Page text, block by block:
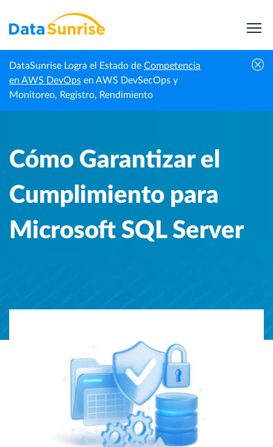
DataSunrise Logra el Estado de Competencia
en AWS DevOps en AWS DevSecOps y
Monitoreo, Registro, Rendimiento
Inicio
Centro de
Conocimiento
Cómo Garantizar el Cumplimiento para
Microsoft SQL Server
Cómo Garantizar el
Cumplimiento para
Microsoft SQL Server